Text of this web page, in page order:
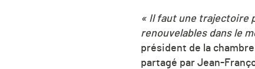
« Il faut une trajectoire
renouvelables dans le
président de la
partagé par Jean-